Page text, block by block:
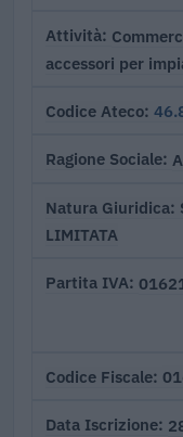
Attività
accessori per
Codice Ateco
Ragione Sociale
Natura Giuridica
LIMITATA
Partita IVA
Codice Fiscale
Data Iscrizione